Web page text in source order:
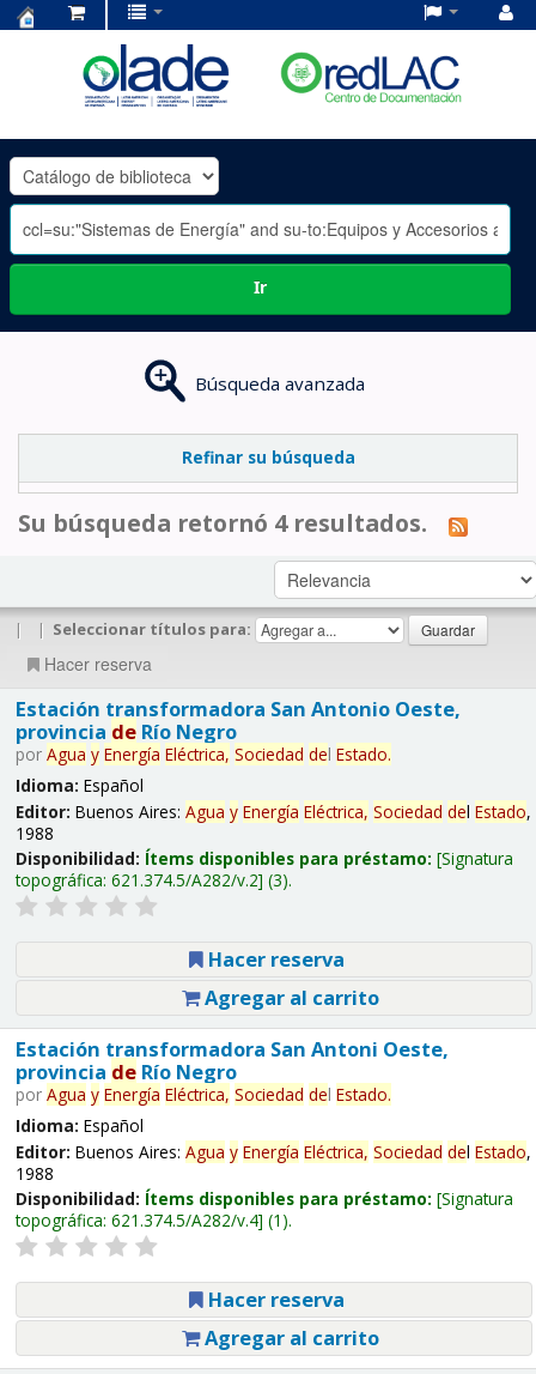
OLADE
-
Ir
Búsqueda avanzada
Refinar su búsqueda
Su búsqueda retornó 4 resultados.
| | Seleccionar títulos para:
Hacer reserva
Estación transformadora San Antonio Oeste,
provincia deRío Negro
por Agua y Energía Eléctrica, Sociedad del Estado.
Idioma: Español
Editor: Buenos Aires: Agua y Energía Eléctrica, Sociedad del Estado,
1988
Disponibilidad: Ítems disponibles para préstamo: Signatura
topográfica: 621.374.5/A282/v.2 (3).
Hacer reserva
Agregar al carrito
Estación transformadora San Antoni Oeste,
provincia deRío Negro
por Agua y Energía Eléctrica, Sociedad del Estado.
Idioma: Español
Editor: Buenos Aires: Agua y Energía Eléctrica, Sociedad del Estado,
1988
Disponibilidad: Ítems disponibles para préstamo: Signatura
topográfica: 621.374.5/A282/v.4 (1).
Hacer reserva
Agregar al carrito